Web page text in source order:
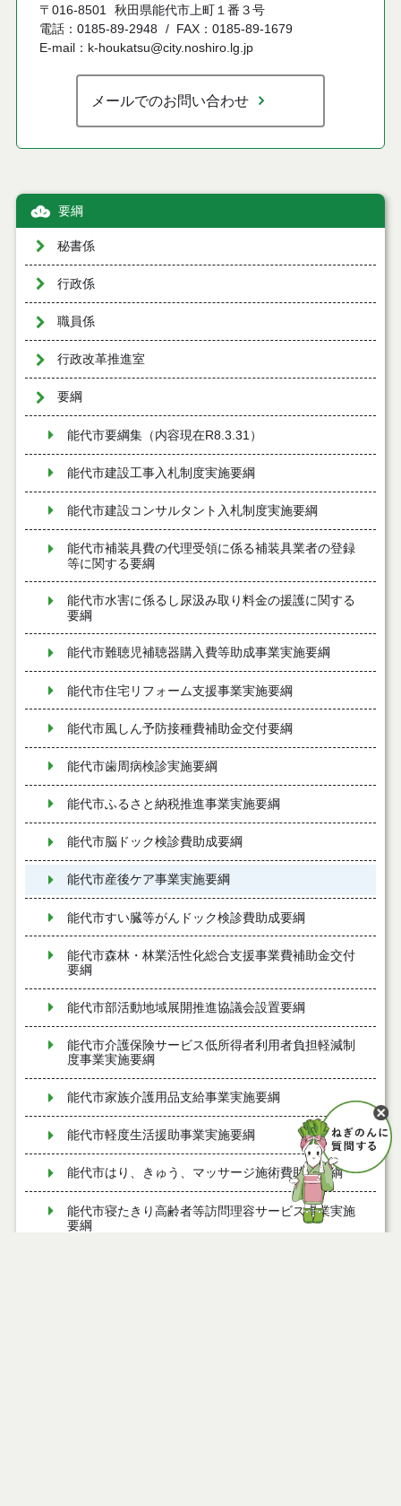
〒016-8501 秋田県能代市上町１番３号
電話：0185-89-2948
FAX：0185-89-1679
E-mail：k-houkatsu@city.noshiro.lg.jp
メールでのお問い合わせ
要綱
秘書係
行政係
職員係
行政改革推進室
要綱
能代市要綱集（内容現在R8.3.31）
能代市建設工事入札制度実施要綱
能代市建設コンサルタント入札制度実施要綱
能代市補装具費の代理受領に係る補装具業者の登録
等に関する要綱
能代市水害に係るし尿汲み取り料金の援護に関する
要綱
能代市難聴児補聴器購入費等助成事業実施要綱
能代市住宅リフォーム支援事業実施要綱
能代市風しん予防接種費補助金交付要綱
能代市歯周病検診実施要綱
能代市ふるさと納税推進事業実施要綱
能代市脳ドック検診費助成要綱
能代市産後ケア事業実施要綱
能代市すい臓等がんドック検診費助成要綱
能代市森林・林業活性化総合支援事業費補助金交付
要綱
能代市部活動地域展開推進協議会設置要綱
能代市介護保険サービス低所得者利用者負担軽減制
度事業実施要綱
能代市家族介護用品支給事業実施要綱
能代市軽度生活援助事業実施要綱
能代市はり、きゅう、マッサージ施術費助成要綱
能代市寝たきり高齢者等訪問理容サービス事業実施
要綱